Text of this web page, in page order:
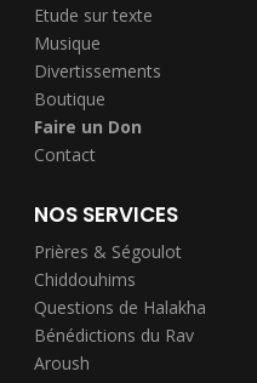
Etude sur texte
Musique
Divertissements
Boutique
Faire un Don
Contact
NOS SERVICES
Prières & Ségoulot
Chiddouhims
Questions de Halakha
Bénédictions du Rav
Aroush